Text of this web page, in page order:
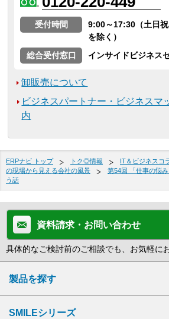
受付時間
9:00～17:30（土日
を除く）
総合受付窓口
インサイドビジネス
卸販売について
ビジネスパートナー・ビジネスマ
内
ERPナビ トップ トク◎情報 IT＆ビジネスコ
の現場から見える会社の風景
第54回 「仕事の悩
う話
資料請求・お問い合わせ
具体的なご検討前のご相談でも、お気軽に
製品を探す
SMILEシリーズ